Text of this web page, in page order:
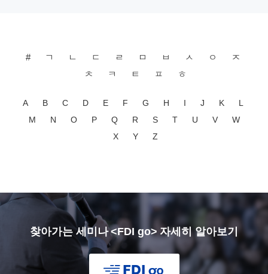
# ㄱ ㄴ ㄷ ㄹ ㅁ ㅂ ㅅ ㅇ
ㅈ
ㅊ
ㅋ ㅌ ㅍ ㅎ
A B C D E F G H I J K
L
M
N O P Q R S T U V
W
X
Y Z
찾아가는 세미나 <FDI go> 자세히 알아보기